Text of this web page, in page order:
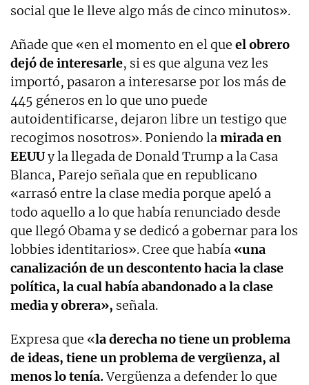
social que le lleve algo más de cinco minutos».
Añade que «en el momento en el que el obrero
dejó de interesarle, si es que alguna vez les
importó, pasaron a interesarse por los más de
445 géneros en lo que uno puede
autoidentificarse, dejaron libre un testigo que
recogimos nosotros». Poniendo lamirada en
EEUUy la llegada de Donald Trump a la Casa
Blanca, Parejo señala que en republicano
«arrasó entre la clase media porque apeló a
todo aquello a lo que había renunciado desde
que llegó Obama y se dedicó a gobernar para los
lobbies identitarios». Cree que había «una
canalización de un descontento hacia la clase
política, la cual había abandonado a la clase
media y obrera», señala.
Expresa que «la derecha no tiene un problema
de ideas, tiene un problema de vergüenza, al
menos lo tenía.Vergüenza a defender lo que